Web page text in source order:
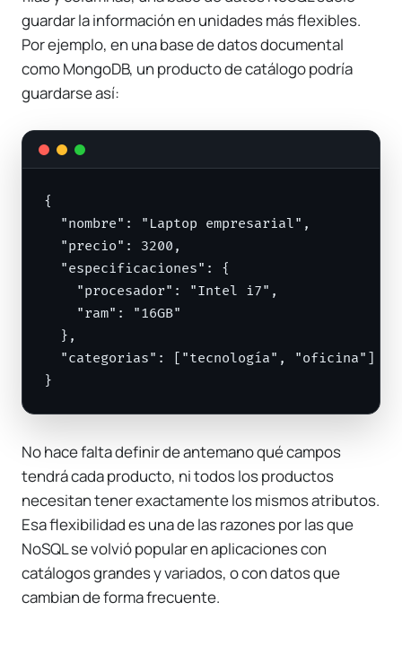
guardar la información en unidades más flexibles.
Por ejemplo, en una base de datos documental
como MongoDB, un producto de catálogo podría
guardarse así:
{
  "nombre": "Laptop empresarial",
  "precio": 3200,
  "especificaciones": {
    "procesador": "Intel i7",
    "ram": "16GB"
  },
  "categorias": ["tecnología", "oficina"]
}
No hace falta definir de antemano qué campos
tendrá cada producto, ni todos los productos
necesitan tener exactamente los mismos atributos.
Esa flexibilidad es una de las razones por las que
NoSQL se volvió popular en aplicaciones con
catálogos grandes y variados, o con datos que
cambian de forma frecuente.